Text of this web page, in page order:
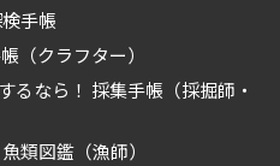
手帳
（クラフター）
るなら！ 採集手帳（採掘師・
類図鑑（漁師）